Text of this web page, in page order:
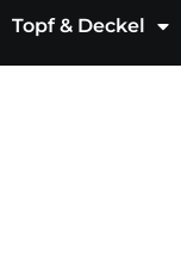
Topf & Deckel